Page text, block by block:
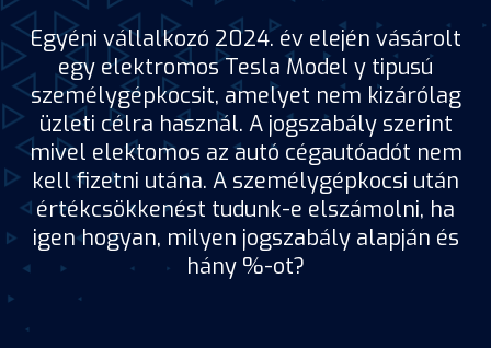
Egyéni vállalkozó 2024. év elején vásárolt
egy elektromos Tesla Model y tipusú
személygépkocsit, amelyet nem kizárólag
üzleti célra használ. A jogszabály szerint
mivel elektomos az autó cégautóadót nem
kell fizetni utána. A személygépkocsi után
értékcsökkenést tudunk-e elszámolni, ha
igen hogyan, milyen jogszabály alapján és
hány %-ot?